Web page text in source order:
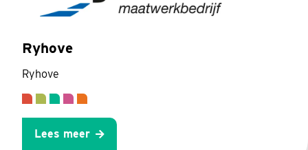
Ryhove
Ryhove
Lees meer